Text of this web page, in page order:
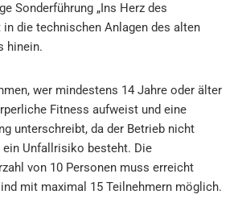
Sonderführung „Ins Herz des
in die technischen Anlagen des alten
hinein.
wer mindestens 14 Jahre oder älter
Fitness aufweist und eine
unterschreibt, da der Betrieb nicht
ein Unfallrisiko besteht. Die
von 10 Personen muss erreicht
mit maximal 15 Teilnehmern möglich.